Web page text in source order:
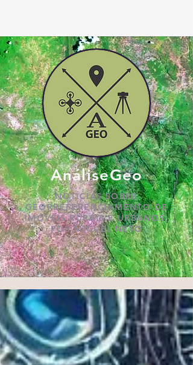
AnáliseGeo
NOTÍCIAS SOBRE
GEORREFERENCIAMENTO DE
IMÓVEIS RURAIS E URBANOS,
POR MIGUEL NETO